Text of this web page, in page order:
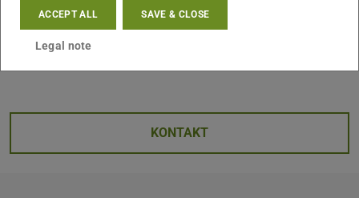
zu erhalten und das Institut für Geschichte näher
kennenzulernen.
Mehr Infos finden Sie
KONTAKT
ACCEPT ALL SAVE & CLOSE
Legal note